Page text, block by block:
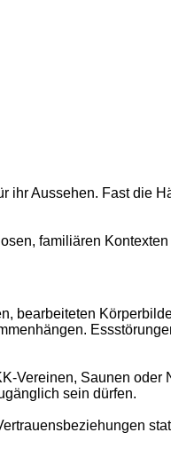
Aussehen. Fast die
familiären
bearbeiteten
Vereinen, Saunen oder
sein dürfen.